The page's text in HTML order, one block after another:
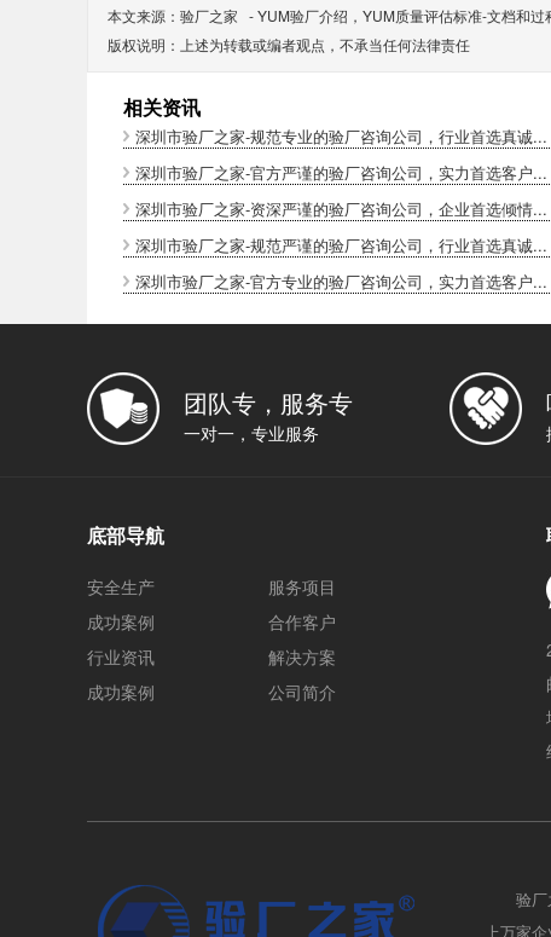
本文来源： 验厂之家 -YUM验厂介绍，YUM质量评估标准-文档和过
版权说明：上述为转载或编者观点，不承当任何法律责任
相关资讯
深圳市验厂之家-规范专业的验厂咨询公司，行业首选真诚...
深圳市验厂之家-官方严谨的验厂咨询公司，实力首选客户...
深圳市验厂之家-资深严谨的验厂咨询公司，企业首选倾情...
深圳市验厂之家-规范严谨的验厂咨询公司，行业首选真诚...
深圳市验厂之家-官方专业的验厂咨询公司，实力首选客户...
团队专，服务专
一对一，专业服务
底部导航
安全生产
服务项目
成功案例
合作客户
行业资讯
解决方案
成功案例
公司简介
验
上万家